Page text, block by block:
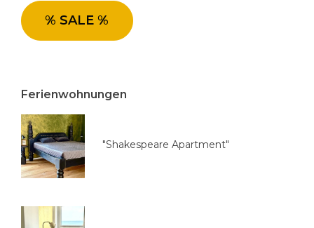
e
a
h
l
e
n
% SALE %
Ferienwohnungen
"Shakespeare Apartment"